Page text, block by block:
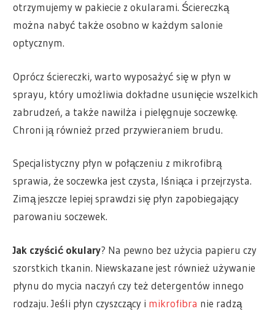
otrzymujemy w pakiecie z okularami. Ściereczką
można nabyć także osobno w każdym salonie
optycznym.
Oprócz ściereczki, warto wyposażyć się w płyn w
sprayu, który umożliwia dokładne usunięcie wszelkich
zabrudzeń, a także nawilża i pielęgnuje soczewkę.
Chroni ją również przed przywieraniem brudu.
Specjalistyczny płyn w połączeniu z mikrofibrą
sprawia, że soczewka jest czysta, lśniąca i przejrzysta.
Zimą jeszcze lepiej sprawdzi się płyn zapobiegający
parowaniu soczewek.
Jak czyścić okulary? Na pewno bez użycia papieru czy
szorstkich tkanin. Niewskazane jest również używanie
płynu do mycia naczyń czy też detergentów innego
rodzaju. Jeśli płyn czyszczący i mikrofibra nie radzą